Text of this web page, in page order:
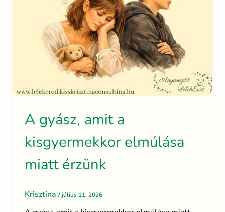
A gyász, amit a
kisgyermekkor elmúlása
miatt érzünk
Krisztina /július 11, 2026